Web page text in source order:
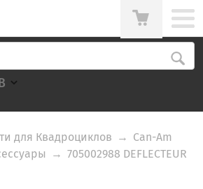
для Квадроциклов → Can-Am
→ 705002988 DEFLECTEUR